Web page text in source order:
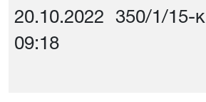
20.10.2022
09:18
350/1/15-к